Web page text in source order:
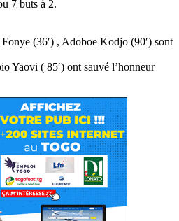
7 buts à 2.
(36′) , Adoboe Kodjo (90′) sont
Yaovi ( 85′) ont sauvé l’honneur